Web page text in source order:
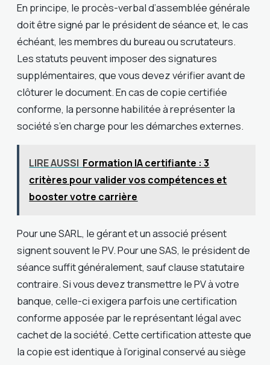
En principe, le procès-verbal d’assemblée générale
doit être signé par le président de séance et, le cas
échéant, les membres du bureau ou scrutateurs.
Les statuts peuvent imposer des signatures
supplémentaires, que vous devez vérifier avant de
clôturer le document. En cas de copie certifiée
conforme, la personne habilitée à représenter la
société s’en charge pour les démarches externes.
LIRE AUSSI Formation IA certifiante : 3
critères pour valider vos compétences et
booster votre carrière
Pour une SARL, le gérant et un associé présent
signent souvent le PV. Pour une SAS, le président de
séance suffit généralement, sauf clause statutaire
contraire. Si vous devez transmettre le PV à votre
banque, celle-ci exigera parfois une certification
conforme apposée par le représentant légal avec
cachet de la société. Cette certification atteste que
la copie est identique à l’original conservé au siège